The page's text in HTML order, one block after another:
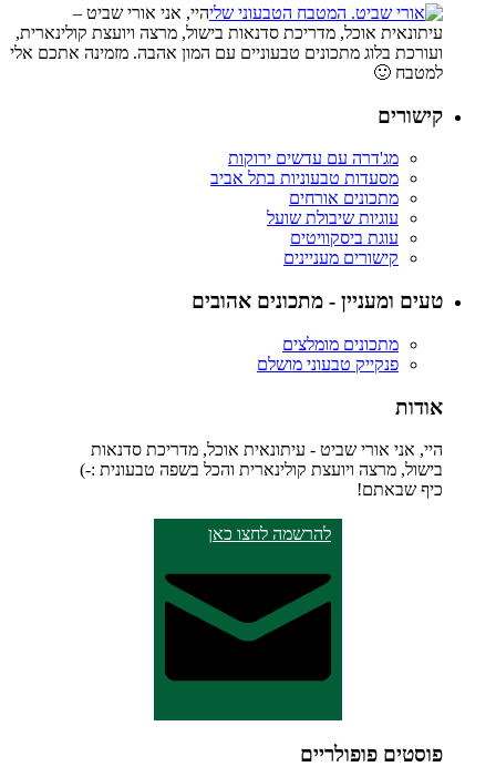
היי, אני אורי שביט –
עיתונאית אוכל, מדריכת סדנאות בישול, מרצה ויועצת קולינארית,
ועורכת בלוג מתכונים טבעוניים עם המון אהבה. מזמינה אתכם אלי
למטבח 🙂
קישורים
מג'דרה עם עדשים ירוקות
מסעדות טבעוניות בתל אביב
מתכונים אורחים
עוגיות שיבולת שועל
עוגת ביסקוויטים
קישורים מעניינים
טעים ומעניין - מתכונים אהובים
מתכונים מומלצים
פנקייק טבעוני מושלם
אודות
היי, אני אורי שביט - עיתונאית אוכל, מדריכת סדנאות
בישול, מרצה ויועצת קולינארית והכל בשפה טבעונית :-)
כיף שבאתם!
להרשמה לחצו כאן
פוסטים פופולריים